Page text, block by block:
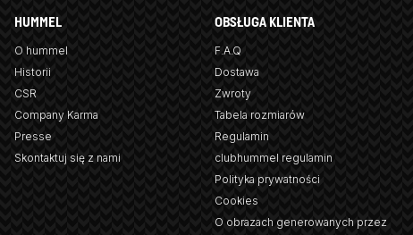
HUMMEL
O hummel
Historii
CSR
Company Karma
Presse
Skontaktuj się z nami
OBSŁUGA KLIENTA
F.A.Q
Dostawa
Zwroty
Tabela rozmiarów
Regulamin
clubhummel regulamin
Polityka prywatności
Cookies
O obrazach generowanych przez